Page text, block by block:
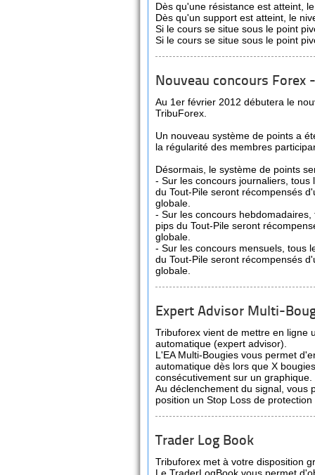
Dès qu'une résistance est atteint,
Dès qu'un support est atteint, le
Si le cours se situe sous le point
Si le cours se situe sous le point
Nouveau concours Forex
Au 1er février 2012 débutera le
TribuForex.
Un nouveau système de points a
la régularité des membres
Désormais, le système de points
- Sur les concours journaliers,
du Tout-Pile seront récompensés
globale.
- Sur les concours
pips du Tout-Pile seront
globale.
- Sur les concours mensuels, tous
du Tout-Pile seront récompensés
globale.
Expert Advisor Multi-
Tribuforex vient de mettre en ligne
automatique (expert advisor).
L'EA Multi-Bougies vous permet
automatique dès lors que X
consécutivement sur un graphique.
Au déclenchement du signal, vous
position un Stop Loss de
Trader Log Book
Tribuforex met à votre disposition